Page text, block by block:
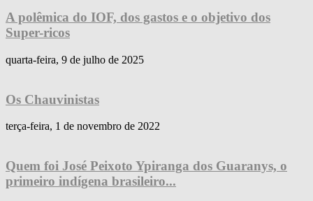
A polêmica do IOF, dos gastos e o objetivo dos
Super-ricos
quarta-feira, 9 de julho de 2025
Os Chauvinistas
terça-feira, 1 de novembro de 2022
Quem foi José Peixoto Ypiranga dos Guaranys, o
primeiro indígena brasileiro...